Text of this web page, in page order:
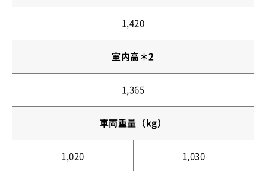
1,420
室内高＊2
1,365
車両重量（kg）
1,020 1,030